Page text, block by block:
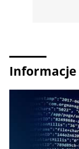
Informacje